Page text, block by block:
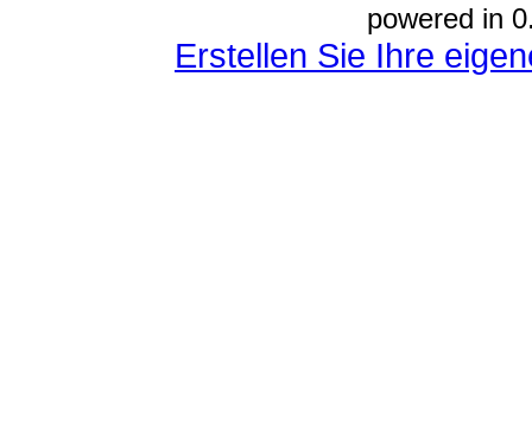
powered in
Erstellen Sie Ihre